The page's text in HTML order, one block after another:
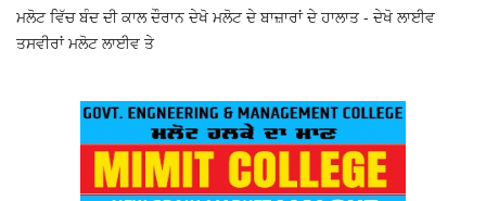
ਮਲੋਟ ਵਿੱਚ ਬੰਦ ਦੀ ਕਾਲ ਦੌਰਾਨ ਦੇਖੋ ਮਲੋਟ ਦੇ ਬਾਜ਼ਾਰਾਂ ਦੇ ਹਾਲਾਤ - ਦੇਖੋ ਲਾਈਵ
ਤਸਵੀਰਾਂ ਮਲੋਟ ਲਾਈਵ ਤੇ